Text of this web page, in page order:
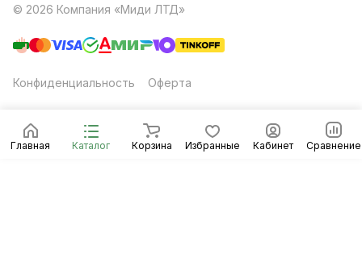
Главная Каталог Корзина Избранные Кабинет Сравнение
© 2026 Компания «Миди ЛТД»
Конфиденциальность Оферта